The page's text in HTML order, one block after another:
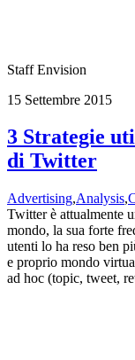
Staff Envision
15 Settembre 2015
3 Strategie
di Twitter
Advertising,Analysis,
Twitter è attualmente
mondo, la sua forte
utenti lo ha reso ben
e proprio mondo
ad hoc (topic, tweet,